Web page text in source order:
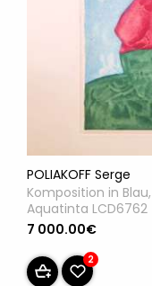
POLIAKOFF Serge
Komposition in
Aquatinta LCD6762
7 000.00€
2